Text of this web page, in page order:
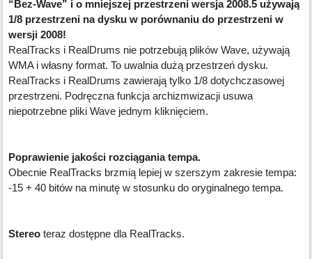
“Bez-Wave” i o mniejszej przestrzeni wersja 2008.5 używają
1/8 przestrzeni na dysku w porównaniu do przestrzeni w
wersji 2008!
RealTracks i RealDrums nie potrzebują plików Wave, używają
WMA i własny format. To uwalnia dużą przestrzeń dysku.
RealTracks i RealDrums zawierają tylko 1/8 dotychczasowej
przestrzeni. Podręczna funkcja archizmwizacji usuwa
niepotrzebne pliki Wave jednym kliknięciem.
Poprawienie jakości rozciągania tempa.
Obecnie RealTracks brzmią lepiej w szerszym zakresie tempa:
-15 + 40 bitów na minutę w stosunku do oryginalnego tempa.
Stereo teraz dostępne dla RealTracks.